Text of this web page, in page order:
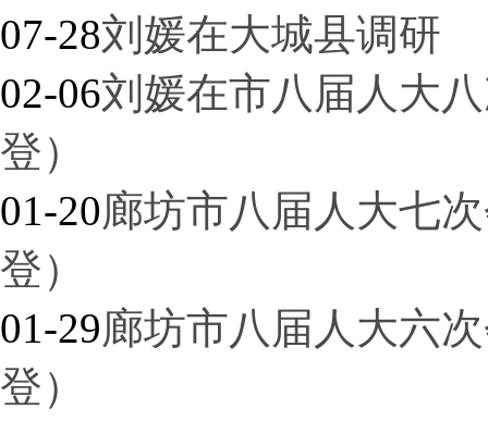
07-28刘媛在大城县调研
02-06刘媛在市八届人大
登）
01-20廊坊市八届人大七
登）
01-29廊坊市八届人大六
登）